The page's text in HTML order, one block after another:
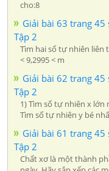
cho:8
Giải bài 63 trang 45
Tập 2
Tìm hai số tự nhiên liên
< 9,2995 < m
Giải bài 62 trang 45
Tập 2
1) Tìm số tự nhiên x lớn
Tìm số tự nhiên y bé
Giải bài 61 trang 45
Tập 2
Chất xơ là một thành